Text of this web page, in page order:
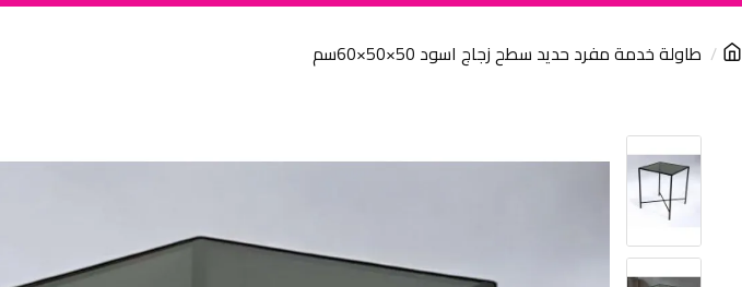
طاولة خدمة مفرد حديد سطح زجاج اسود 50×50×60سم